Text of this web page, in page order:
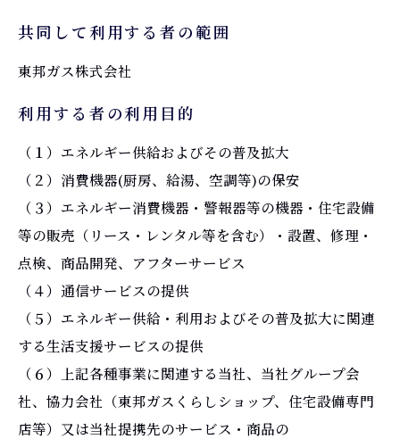
共同して利用する者の範囲
東邦ガス株式会社
利用する者の利用目的
（１）エネルギー供給およびその普及拡大
（２）消費機器(厨房、給湯、空調等)の保安
（３）エネルギー消費機器・警報器等の機器・住宅設備
等の販売（リース・レンタル等を含む）・設置、修理・
点検、商品開発、アフターサービス
（４）通信サービスの提供
（５）エネルギー供給・利用およびその普及拡大に関連
する生活支援サービスの提供
（６）上記各種事業に関連する当社、当社グループ会
社、協力会社（東邦ガスくらしショップ、住宅設備専門
店等）又は当社提携先のサービス・商品の